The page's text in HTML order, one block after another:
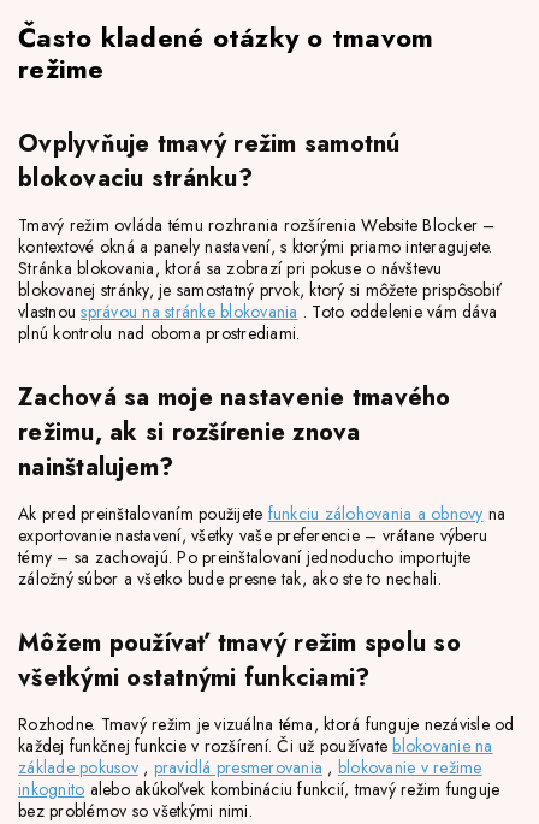
Často kladené otázky o tmavom
režime
Ovplyvňuje tmavý režim samotnú
blokovaciu stránku?
Tmavý režim ovláda tému rozhrania rozšírenia Website Blocker –
kontextové okná a panely nastavení, s ktorými priamo interagujete.
Stránka blokovania, ktorá sa zobrazí pri pokuse o návštevu
blokovanej stránky, je samostatný prvok, ktorý si môžete prispôsobiť
vlastnousprávou na stránke blokovania . Toto oddelenie vám dáva
plnú kontrolu nad oboma prostrediami.
Zachová sa moje nastavenie tmavého
režimu, ak si rozšírenie znova
nainštalujem?
Ak pred preinštalovaním použijete funkciu zálohovania a obnovy na
exportovanie nastavení, všetky vaše preferencie – vrátane výberu
témy – sa zachovajú. Po preinštalovaní jednoducho importujte
záložný súbor a všetko bude presne tak, ako ste to nechali.
Môžem používať tmavý režim spolu so
všetkými ostatnými funkciami?
Rozhodne. Tmavý režim je vizuálna téma, ktorá funguje nezávisle od
každej funkčnej funkcie v rozšírení. Či už používateblokovanie na
základe pokusov, pravidlá presmerovania , blokovanie v režime
inkognito alebo akúkoľvek kombináciu funkcií, tmavý režim funguje
bez problémov so všetkými nimi.